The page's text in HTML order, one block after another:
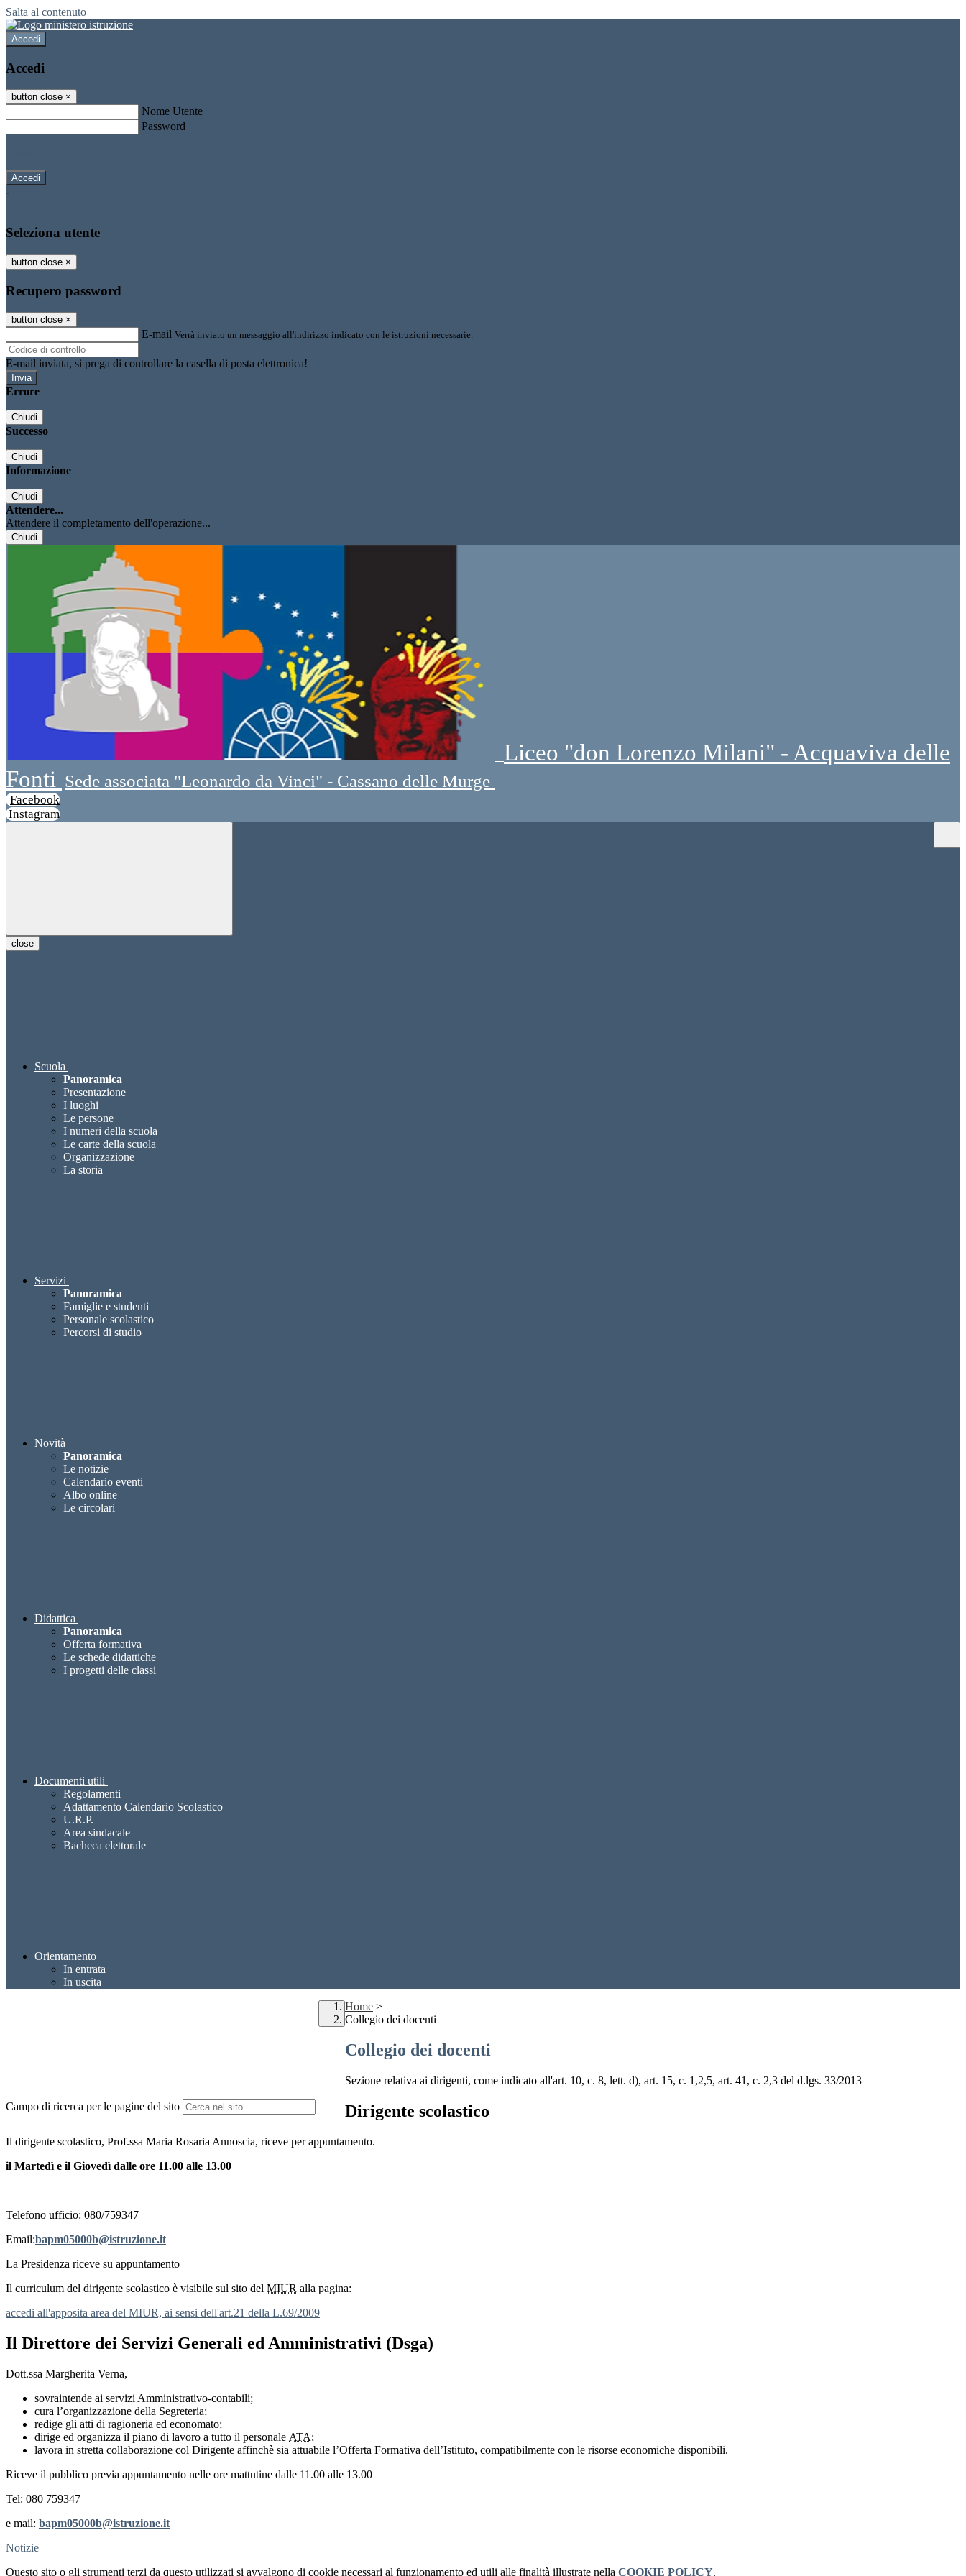
Salta al contenuto
Accedi
Accedi
button close ×
Nome Utente
Password
-
Seleziona utente
button close ×
Recupero password
button close ×
E-mail Verrà inviato un messaggio all'indirizzo indicato con le istruzioni necessarie.
E-mail inviata, si prega di controllare la casella di posta elettronica!
Errore
Chiudi
Successo
Chiudi
Informazione
Chiudi
Attendere...
Attendere il completamento dell'operazione...
Chiudi
Liceo "don Lorenzo Milani" - Acquaviva delle
Fonti Sede associata "Leonardo da Vinci" - Cassano delle Murge
Facebook
Instagram
close
Scuola
Panoramica
Presentazione
I luoghi
Le persone
I numeri della scuola
Le carte della scuola
Organizzazione
La storia
Servizi
Panoramica
Famiglie e studenti
Personale scolastico
Percorsi di studio
Novità
Panoramica
Le notizie
Calendario eventi
Albo online
Le circolari
Didattica
Panoramica
Offerta formativa
Le schede didattiche
I progetti delle classi
Documenti utili
Regolamenti
Adattamento Calendario Scolastico
U.R.P.
Area sindacale
Bacheca elettorale
Orientamento
In entrata
In uscita
Campo di ricerca per le pagine del sito
Home >
Collegio dei docenti
Collegio dei docenti
Sezione relativa ai dirigenti, come indicato all'art. 10, c. 8, lett. d), art. 15, c. 1,2,5, art. 41, c. 2,3 del d.lgs. 33/2013
Dirigente scolastico
Il dirigente scolastico, Prof.ssa Maria Rosaria Annoscia, riceve per appuntamento.
il Martedì e il Giovedì dalle ore 11.00 alle 13.00
Telefono ufficio: 080/759347
Email:bapm05000b@istruzione.it
La Presidenza riceve su appuntamento
Il curriculum del dirigente scolastico è visibile sul sito del MIUR alla pagina:
accedi all'apposita area del MIUR, ai sensi dell'art.21 della L.69/2009
Il Direttore dei Servizi Generali ed Amministrativi (Dsga)
Dott.ssa Margherita Verna,
sovraintende ai servizi Amministrativo-contabili;
cura l’organizzazione della Segreteria;
redige gli atti di ragioneria ed economato;
dirige ed organizza il piano di lavoro a tutto il personale ATA;
lavora in stretta collaborazione col Dirigente affinchè sia attuabile l’Offerta Formativa dell’Istituto, compatibilmente con le risorse economiche disponibili.
Riceve il pubblico previa appuntamento nelle ore mattutine dalle 11.00 alle 13.00
Tel: 080 759347
e mail: bapm05000b@istruzione.it
Notizie
Questo sito o gli strumenti terzi da questo utilizzati si avvalgono di cookie necessari al funzionamento ed utili alle finalità illustrate nella COOKIE POLICY.